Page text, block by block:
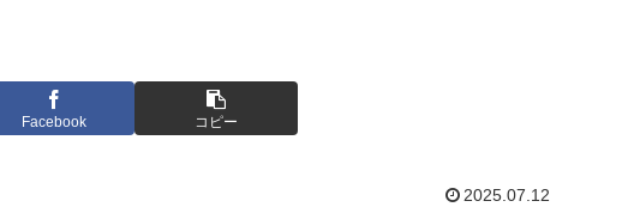
Facebook コピー
2025.07.12